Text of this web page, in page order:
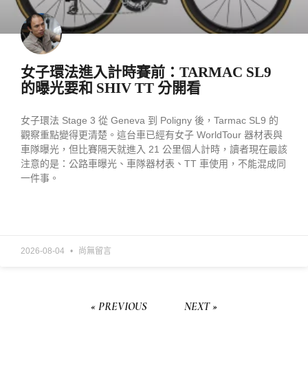
女子環法進入計時賽前：TARMAC SL9
的曝光要和 SHIV TT 分開看
女子環法 Stage 3 從 Geneva 到 Poligny 後，Tarmac SL9 的
觀察重點變得更清楚。這台車已經有女子 WorldTour 器材表與
車隊曝光，但比賽隔天就進入 21 公里個人計時，讀者現在最該
注意的是：公路車曝光、車隊器材表、TT 車使用，不能混成同
一件事。
2026-08-04 尚無留言
« PREVIOUS NEXT »